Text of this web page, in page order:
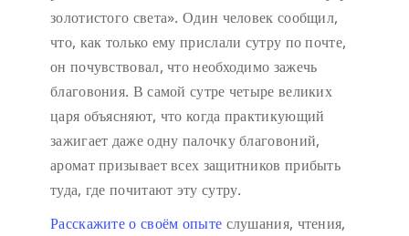
золотистого света». Один человек сообщил,
что, как только ему прислали сутру по почте,
он почувствовал, что необходимо зажечь
благовония. В самой сутре четыре великих
царя объясняют, что когда практикующий
зажигает даже одну палочку благовоний,
аромат призывает всех защитников прибыть
туда, где почитают эту сутру.
Расскажите о своём опыте слушания, чтения,